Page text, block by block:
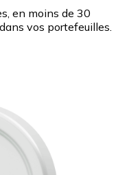
en moins de 30
vos portefeuilles.